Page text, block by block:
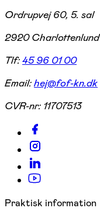
Ordrupvej 60, 5. sal
2920 Charlottenlund
Tlf:45 96 01 00
Email:hej@fof-kn.dk
CVR-nr: 11707513
Praktisk information